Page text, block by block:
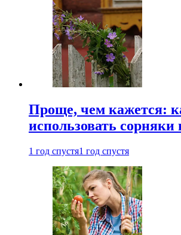
Проще, чем кажется:
использовать сорняки
1 год спустя1 год спустя